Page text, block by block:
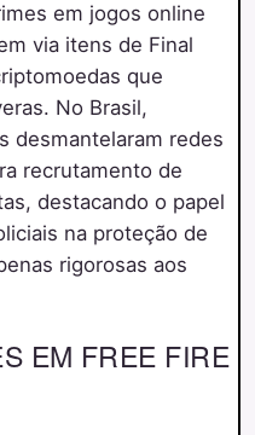
em jogos online
via itens de Final
que
No Brasil,
desmantelaram redes
recrutamento de
destacando o papel
na proteção de
rigorosas aos
EM FREE FIRE